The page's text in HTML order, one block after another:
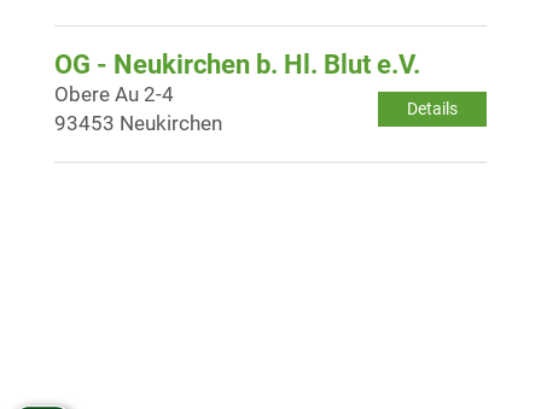
OG - Neukirchen b. Hl. Blut e.V.
Details
Obere Au 2-4
93453 Neukirchen